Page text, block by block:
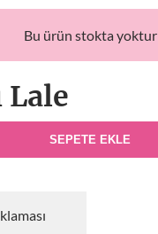
Bu ürün stokta yoktur
Lale
SEPETE EKLE